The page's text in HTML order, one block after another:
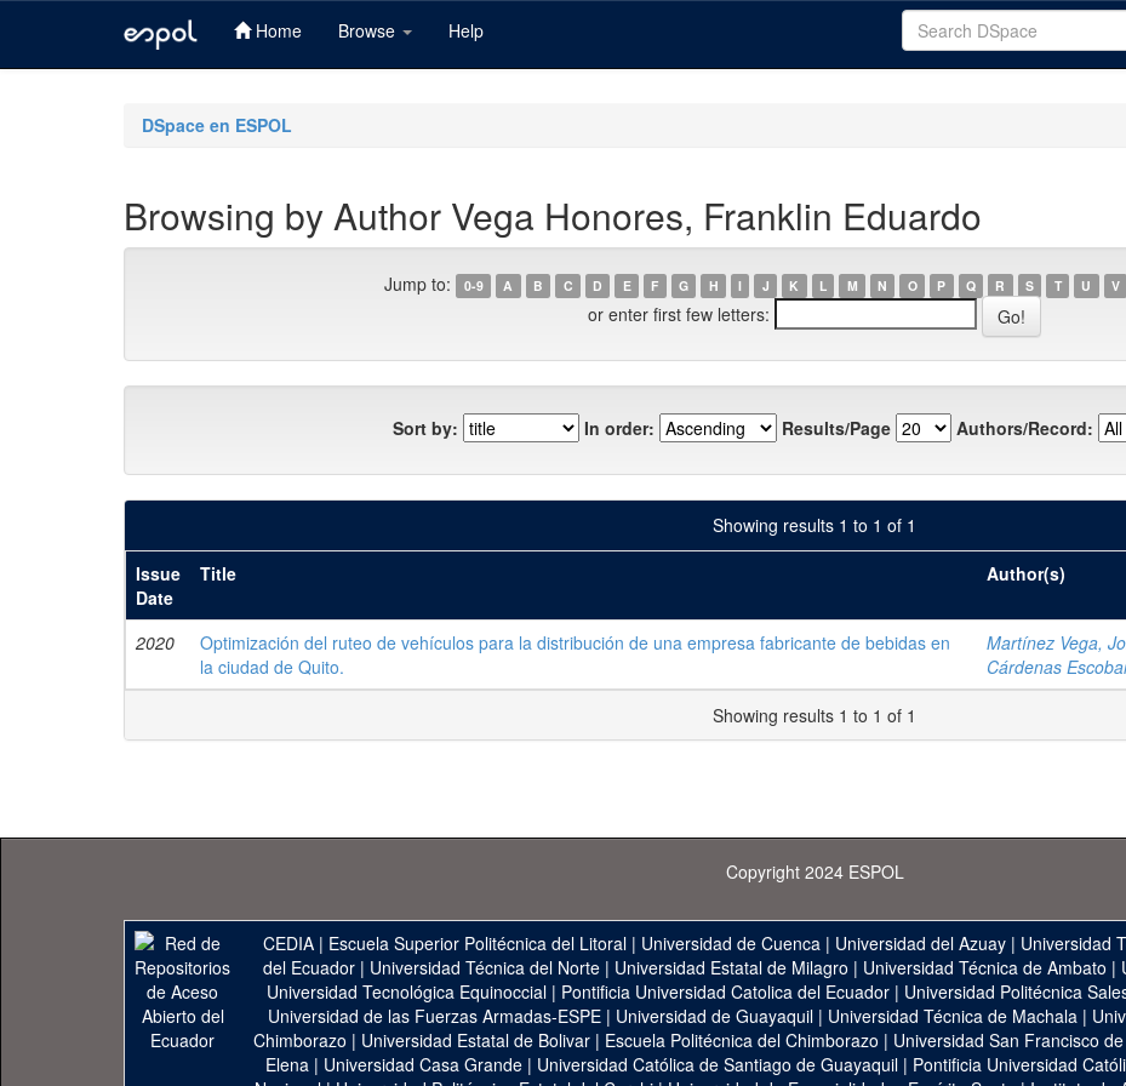
Home Browse Help
DSpace en ESPOL
Browsing by Author Vega Honores, Franklin Eduardo
Jump to: 0-9 A B C D E F G H I J K L M N O P Q R S T U V
or enter first few letters:
Sort by: In order: Results/Page Authors/Record:
Showing results 1 to 1 of 1
Issue
Date
Title Author(s)
2020
Optimización del ruteo de vehículos para la distribución de una empresa fabricante de bebidas en
la ciudad de Quito.
Martínez Vega,
Cárdenas
Showing results 1 to 1 of 1
Copyright 2024 ESPOL
CEDIA | Escuela Superior Politécnica del Litoral | Universidad de Cuenca | Universidad del Azuay | Universidad
del Ecuador| Universidad Técnica del Norte| Universidad Estatal de Milagro | Universidad Técnica de Ambato |
Universidad Tecnológica Equinoccial| Pontificia Universidad Catolica del Ecuador| Universidad Politécnica
Universidad de las Fuerzas Armadas-ESPE | Universidad de Guayaquil | Universidad Técnica de Machala |
Chimborazo | Universidad Estatal de Bolivar| Escuela Politécnica del Chimborazo | Universidad San Francisco
Elena | Universidad Casa Grande | Universidad Católica de Santiago de Guayaquil | Pontificia Universidad